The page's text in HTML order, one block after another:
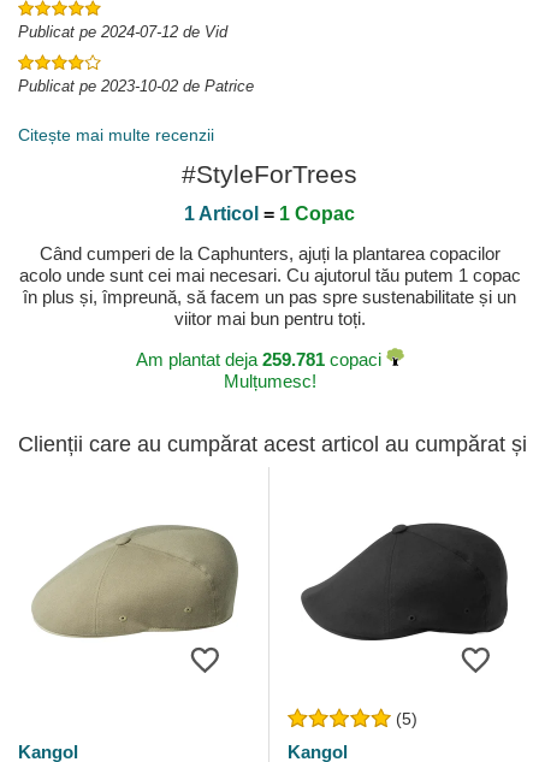
Publicat pe 2024-07-12 de Vid
Publicat pe 2023-10-02 de Patrice
Citește mai multe recenzii
#StyleForTrees
1 Articol = 1 Copac
Când cumperi de la Caphunters, ajuți la plantarea copacilor
acolo unde sunt cei mai necesari. Cu ajutorul tău putem 1 copac
în plus și, împreună, să facem un pas spre sustenabilitate și un
viitor mai bun pentru toți.
Am plantat deja 259.781copaci
Mulțumesc!
Clienții care au cumpărat acest articol au cumpărat și
Kangol
(5)
Kangol